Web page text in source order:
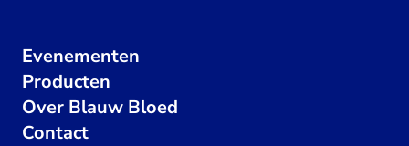
Evenementen
Producten
Over Blauw Bloed
Contact